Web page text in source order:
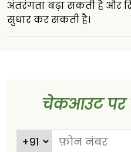
अंतरंगता बढ़ा सकती है और
सुधार कर सकती है।
चेकआउट पर